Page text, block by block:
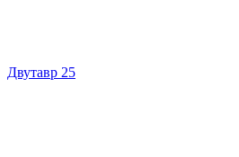
Двутавр 25